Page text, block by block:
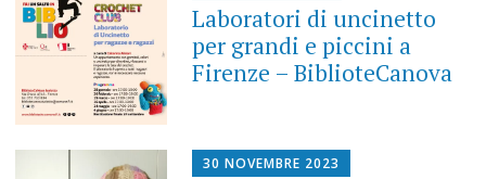
Laboratori di uncinetto
per grandi e piccini a
Firenze – BiblioteCanova
30 NOVEMBRE 2023